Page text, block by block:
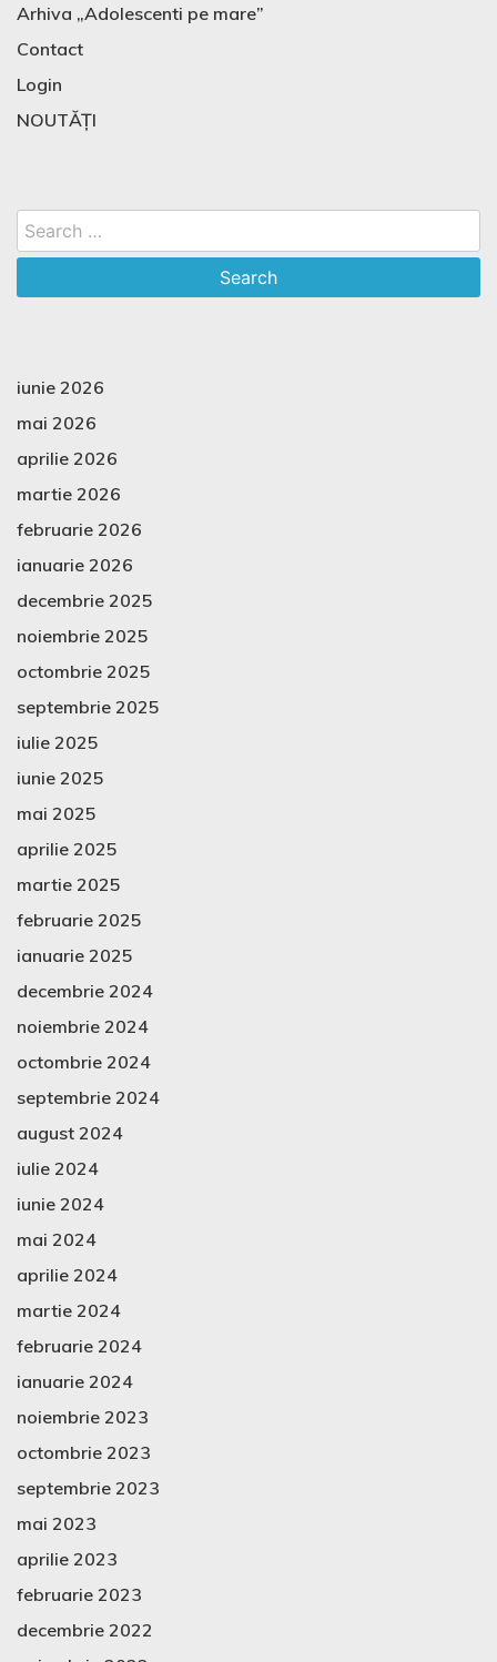
Arhiva „Adolescenti pe mare”
Contact
Login
NOUTĂȚI
Search
for:
iunie 2026
mai 2026
aprilie 2026
martie 2026
februarie 2026
ianuarie 2026
decembrie 2025
noiembrie 2025
octombrie 2025
septembrie 2025
iulie 2025
iunie 2025
mai 2025
aprilie 2025
martie 2025
februarie 2025
ianuarie 2025
decembrie 2024
noiembrie 2024
octombrie 2024
septembrie 2024
august 2024
iulie 2024
iunie 2024
mai 2024
aprilie 2024
martie 2024
februarie 2024
ianuarie 2024
noiembrie 2023
octombrie 2023
septembrie 2023
mai 2023
aprilie 2023
februarie 2023
decembrie 2022